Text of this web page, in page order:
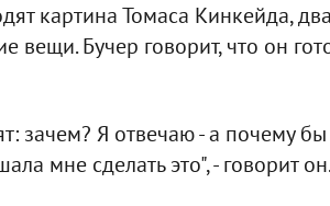
картина Томаса Кинкейда,
вещи. Бучер говорит, что он
зачем? Я отвечаю - а почему
мне сделать это", - говорит